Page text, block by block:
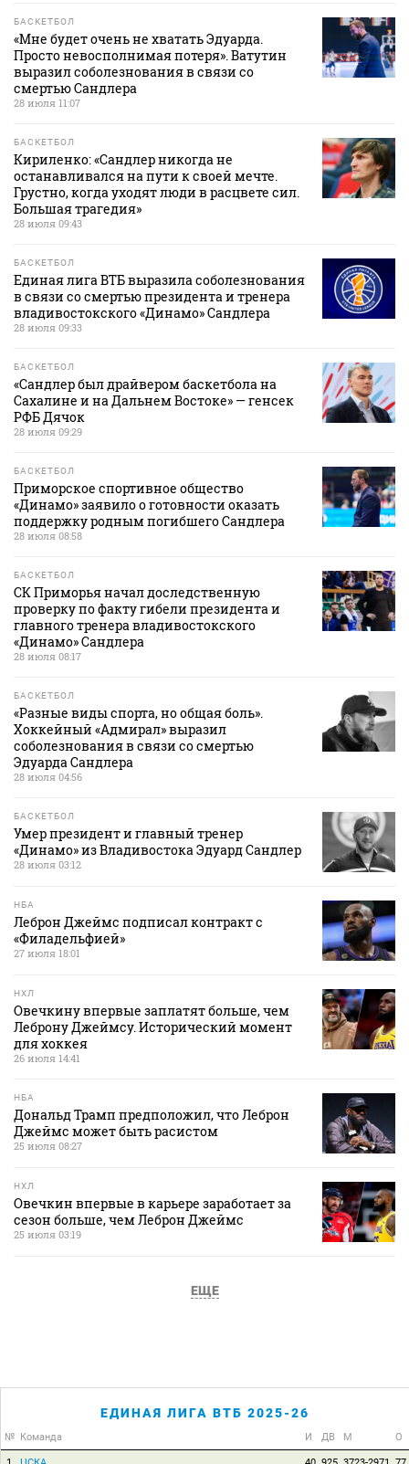
БАСКЕТБОЛ
«Мне будет очень не хватать Эдуарда.
Просто невосполнимая потеря». Ватутин
выразил соболезнования в связи со
смертью Сандлера
28 июля 11:07
БАСКЕТБОЛ
Кириленко: «Сандлер никогда не
останавливался на пути к своей мечте.
Грустно, когда уходят люди в расцвете сил.
Большая трагедия»
28 июля 09:43
БАСКЕТБОЛ
Единая лига ВТБ выразила соболезнования
в связи со смертью президента и тренера
владивостокского «Динамо» Сандлера
28 июля 09:33
БАСКЕТБОЛ
«Сандлер был драйвером баскетбола на
Сахалине и на Дальнем Востоке» — генсек
РФБ Дячок
28 июля 09:29
БАСКЕТБОЛ
Приморское спортивное общество
«Динамо» заявило о готовности оказать
поддержку родным погибшего Сандлера
28 июля 08:58
БАСКЕТБОЛ
СК Приморья начал доследственную
проверку по факту гибели президента и
главного тренера владивостокского
«Динамо» Сандлера
28 июля 08:17
БАСКЕТБОЛ
«Разные виды спорта, но общая боль».
Хоккейный «Адмирал» выразил
соболезнования в связи со смертью
Эдуарда Сандлера
28 июля 04:56
БАСКЕТБОЛ
Умер президент и главный тренер
«Динамо» из Владивостока Эдуард Сандлер
28 июля 03:12
НБА
Леброн Джеймс подписал контракт с
«Филадельфией»
27 июля 18:01
НХЛ
Овечкину впервые заплатят больше, чем
Леброну Джеймсу. Исторический момент
для хоккея
26 июля 14:41
НБА
Дональд Трамп предположил, что Леброн
Джеймс может быть расистом
25 июля 08:27
НХЛ
Овечкин впервые в карьере заработает за
сезон больше, чем Леброн Джеймс
25 июля 03:19
ЕЩЕ
ЕДИНАЯ ЛИГА ВТБ 2025-26
№ Команда И ДВ М О